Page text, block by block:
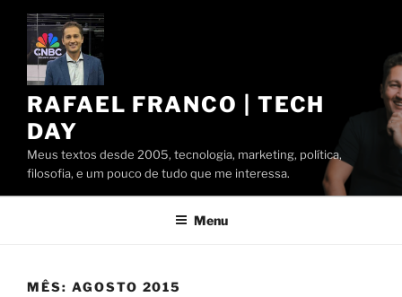
Pular
conteúdo
RAFAEL FRANCO | TECH
DAY
Meus textos desde 2005, tecnologia, marketing, política,
filosofia, e um pouco de tudo que me interessa.
Menu
MÊS: AGOSTO 2015